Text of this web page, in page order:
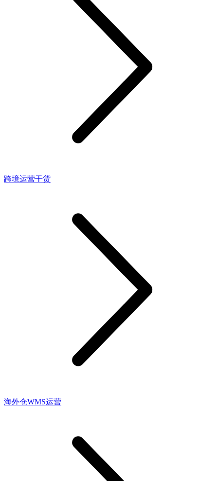
跨境运营干货
海外仓WMS运营